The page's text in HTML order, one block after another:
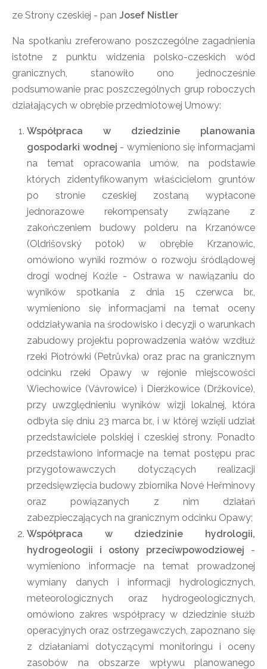
ze Strony czeskiej - pan Josef Nistler
Na spotkaniu zreferowano poszczególne zagadnienia
istotne z punktu widzenia polsko-czeskich wód
granicznych, stanowiło ono jednocześnie
podsumowanie prac poszczególnych grup roboczych
działających w obrębie przedmiotowej Umowy:
Współpraca w dziedzinie planowania
gospodarki wodnej - wymieniono się informacjami
na temat opracowania umów, na podstawie
których zidentyfikowanym właścicielom gruntów
po stronie czeskiej zostaną wypłacone
jednorazowe rekompensaty związane z
zakończeniem budowy polderu na Krzanówce
(Oldrišovský potok) w obrębie Krzanowic,
omówiono wyniki rozmów o rozwoju śródlądowej
drogi wodnej Koźle - Ostrawa w nawiązaniu do
wyników spotkania z dnia 15 czerwca br.,
wymieniono się informacjami na temat oceny
oddziaływania na środowisko i decyzji o warunkach
zabudowy projektu poprowadzenia wałów wzdłuż
rzeki Piotrówki (Petrůvka) oraz prac na granicznym
odcinku rzeki Opawy w rejonie miejscowości
Wiechowice (Vávrowice) i Dierżkowice (Držkovice),
przy uwzględnieniu wyników wizji lokalnej, która
odbyła się dniu 23 marca br., i w której wzięli udział
przedstawiciele polskiej i czeskiej strony. Ponadto
przedstawiono informacje na temat postępu prac
przygotowawczych dotyczących realizacji
przedsięwzięcia budowy zbiornika Nové Heřminovy
oraz powiązanych z nim działań
zabezpieczających na granicznym odcinku Opawy;
Współpraca w dziedzinie hydrologii,
hydrogeologii i osłony przeciwpowodziowej -
wymieniono informacje na temat prowadzonej
wymiany danych i informacji hydrologicznych,
meteorologicznych oraz hydrogeologicznych,
omówiono zakres współpracy w dziedzinie służb
operacyjnych oraz ostrzegawczych, zapoznano się
z działaniami dotyczącymi monitoringu i oceny
zasobów na obszarze wpływu planowanego